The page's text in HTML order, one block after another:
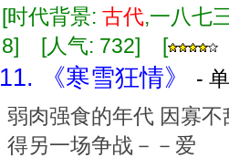
[时代背景: 古代,一八七
8] [人气: 732] [
11. 《寒雪狂情》
-
弱肉强食的年代 因寡
得另一场争战－－爱